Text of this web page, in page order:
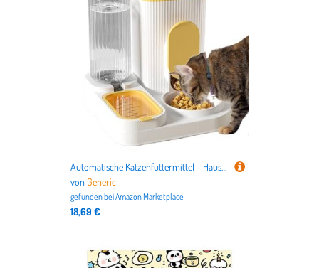
Automatische Katzenfuttermittel - Haustiernahrungspender Katzen Hunde, zeitgesteuerte Auto -Katzenfuttermittel | Programmierbares Fütterungsplan Portion Control, Sprachrekorder intelligenter Lebensmit
von Generic
gefunden beiAmazon Marketplace
18,69 €